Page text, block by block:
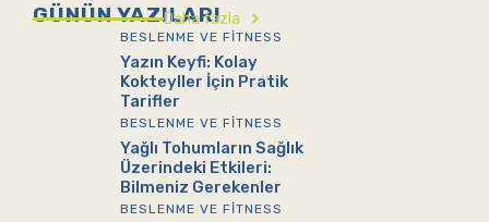
GÜNÜN YAZILARI
Daha fazla
BESLENME VE FITNESS
Yazın Keyfi: Kolay
Kokteyller İçin Pratik
Tarifler
BESLENME VE FITNESS
Yağlı Tohumların Sağlık
Üzerindeki Etkileri:
Bilmeniz Gerekenler
BESLENME VE FITNESS